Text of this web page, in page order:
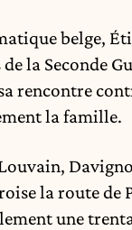
belge,
la Seconde
rencontre
la famille.
la route de
une